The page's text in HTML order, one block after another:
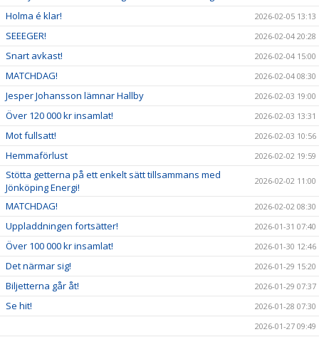
Holma é klar! 2026-02-05 13:13
SEEEGER! 2026-02-04 20:28
Snart avkast! 2026-02-04 15:00
MATCHDAG! 2026-02-04 08:30
Jesper Johansson lämnar Hallby 2026-02-03 19:00
Över 120 000 kr insamlat! 2026-02-03 13:31
Mot fullsatt! 2026-02-03 10:56
Hemmaförlust 2026-02-02 19:59
Stötta getterna på ett enkelt sätt tillsammans med
Jönköping Energi!
2026-02-02 11:00
MATCHDAG! 2026-02-02 08:30
Uppladdningen fortsätter! 2026-01-31 07:40
Över 100 000 kr insamlat! 2026-01-30 12:46
Det närmar sig! 2026-01-29 15:20
Biljetterna går åt! 2026-01-29 07:37
Se hit!
2026-01-28 07:30
2026-01-27 09:49